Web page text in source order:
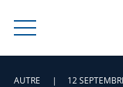
Menu
AUTRE 12